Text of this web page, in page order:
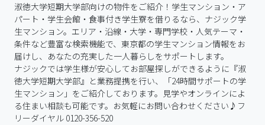
淑徳大学短期大学部向けの物件をご紹介！学生マンション・ア
パート・学生会館・食事付き学生寮を借りるなら、ナジック学
生マンション。エリア・沿線・大学・専門学校・人気テーマ・
条件など豊富な検索機能で、東京都の学生マンション情報をお
届けし、あなたの充実した一人暮らしをサポートします。
ナジックでは学生様が安心してお部屋探しができるように『淑
徳大学短期大学部』と業務提携を行い、「24時間サポートの学
生マンション」をご紹介しております。見学やオンラインによ
る住まい相談も可能です。お気軽にお問い合わせください♪フ
リーダイヤル 0120-356-520